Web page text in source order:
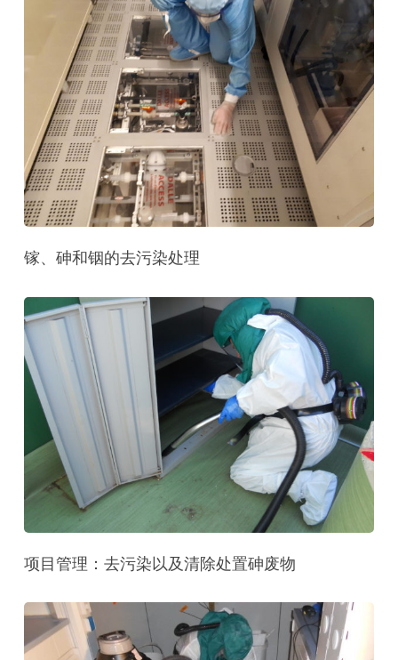
镓、砷和铟的去污染处理
项目管理：去污染以及清除处置砷废物